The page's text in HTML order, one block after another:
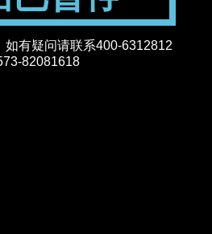
如有疑问请联系400-6312812
82081618